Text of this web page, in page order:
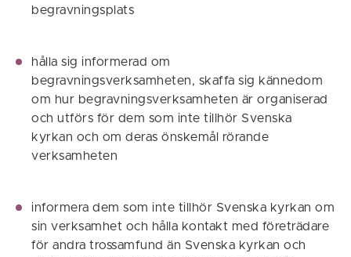
begravningsplats
hålla sig informerad om
begravningsverksamheten, skaffa sig kännedom
om hur begravningsverksamheten är organiserad
och utförs för dem som inte tillhör Svenska
kyrkan och om deras önskemål rörande
verksamheten
informera dem som inte tillhör Svenska kyrkan om
sin verksamhet och hålla kontakt med företrädare
för andra trossamfund än Svenska kyrkan och